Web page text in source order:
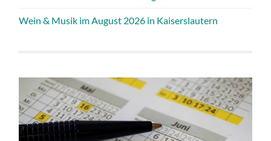
Wein & Musik im August 2026 in Kaiserslautern